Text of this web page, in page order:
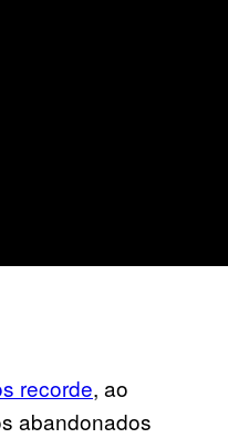
recorde, ao
abandonados